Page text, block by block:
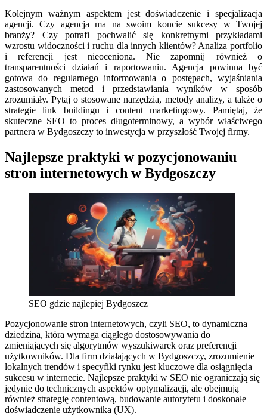
Kolejnym ważnym aspektem jest doświadczenie i specjalizacja
agencji. Czy agencja ma na swoim koncie sukcesy w Twojej
branży? Czy potrafi pochwalić się konkretnymi przykładami
wzrostu widoczności i ruchu dla innych klientów? Analiza portfolio
i referencji jest nieoceniona. Nie zapomnij również o
transparentności działań i raportowaniu. Agencja powinna być
gotowa do regularnego informowania o postępach, wyjaśniania
zastosowanych metod i przedstawiania wyników w sposób
zrozumiały. Pytaj o stosowane narzędzia, metody analizy, a także o
strategie link buildingu i content marketingowy. Pamiętaj, że
skuteczne SEO to proces długoterminowy, a wybór właściwego
partnera w Bydgoszczy to inwestycja w przyszłość Twojej firmy.
Najlepsze praktyki w pozycjonowaniu
stron internetowych w Bydgoszczy
SEO gdzie najlepiej Bydgoszcz
Pozycjonowanie stron internetowych, czyli SEO, to dynamiczna
dziedzina, która wymaga ciągłego dostosowywania do
zmieniających się algorytmów wyszukiwarek oraz preferencji
użytkowników. Dla firm działających w Bydgoszczy, zrozumienie
lokalnych trendów i specyfiki rynku jest kluczowe dla osiągnięcia
sukcesu w internecie. Najlepsze praktyki w SEO nie ograniczają się
jedynie do technicznych aspektów optymalizacji, ale obejmują
również strategię contentową, budowanie autorytetu i doskonałe
doświadczenie użytkownika (UX).